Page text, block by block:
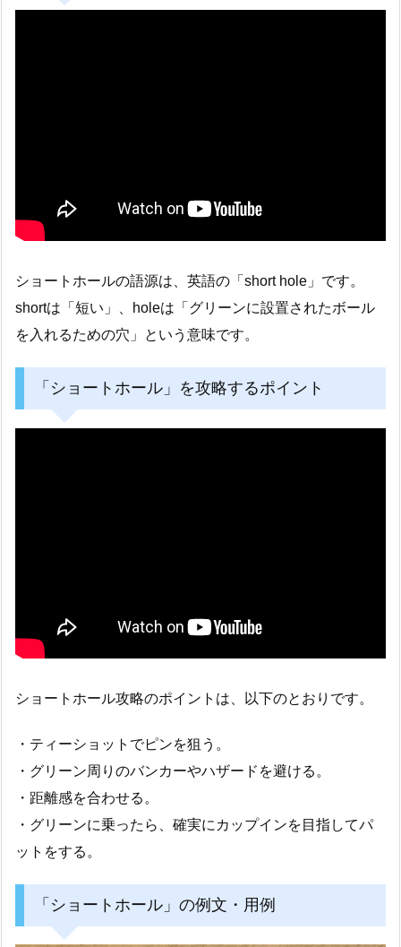
ショートホールの語源は、英語の「short hole」です。
shortは「短い」、holeは「グリーンに設置されたボール
を入れるための穴」という意味です。
「ショートホール」を攻略するポイント
ショートホール攻略のポイントは、以下のとおりです。
・ティーショットでピンを狙う。
・グリーン周りのバンカーやハザードを避ける。
・距離感を合わせる。
・グリーンに乗ったら、確実にカップインを目指してパ
ットをする。
「ショートホール」の例文・用例